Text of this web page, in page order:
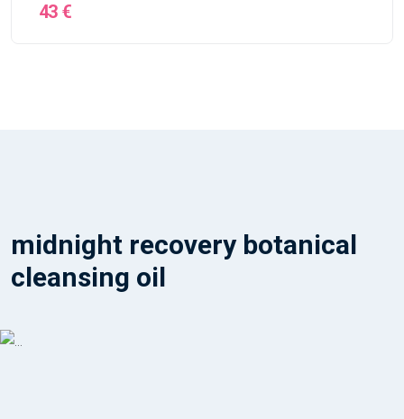
43 €
midnight recovery botanical
cleansing oil